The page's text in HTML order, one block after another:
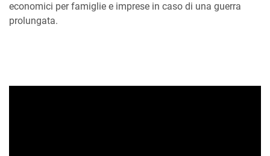
economici per famiglie e imprese in caso di una guerra
prolungata.